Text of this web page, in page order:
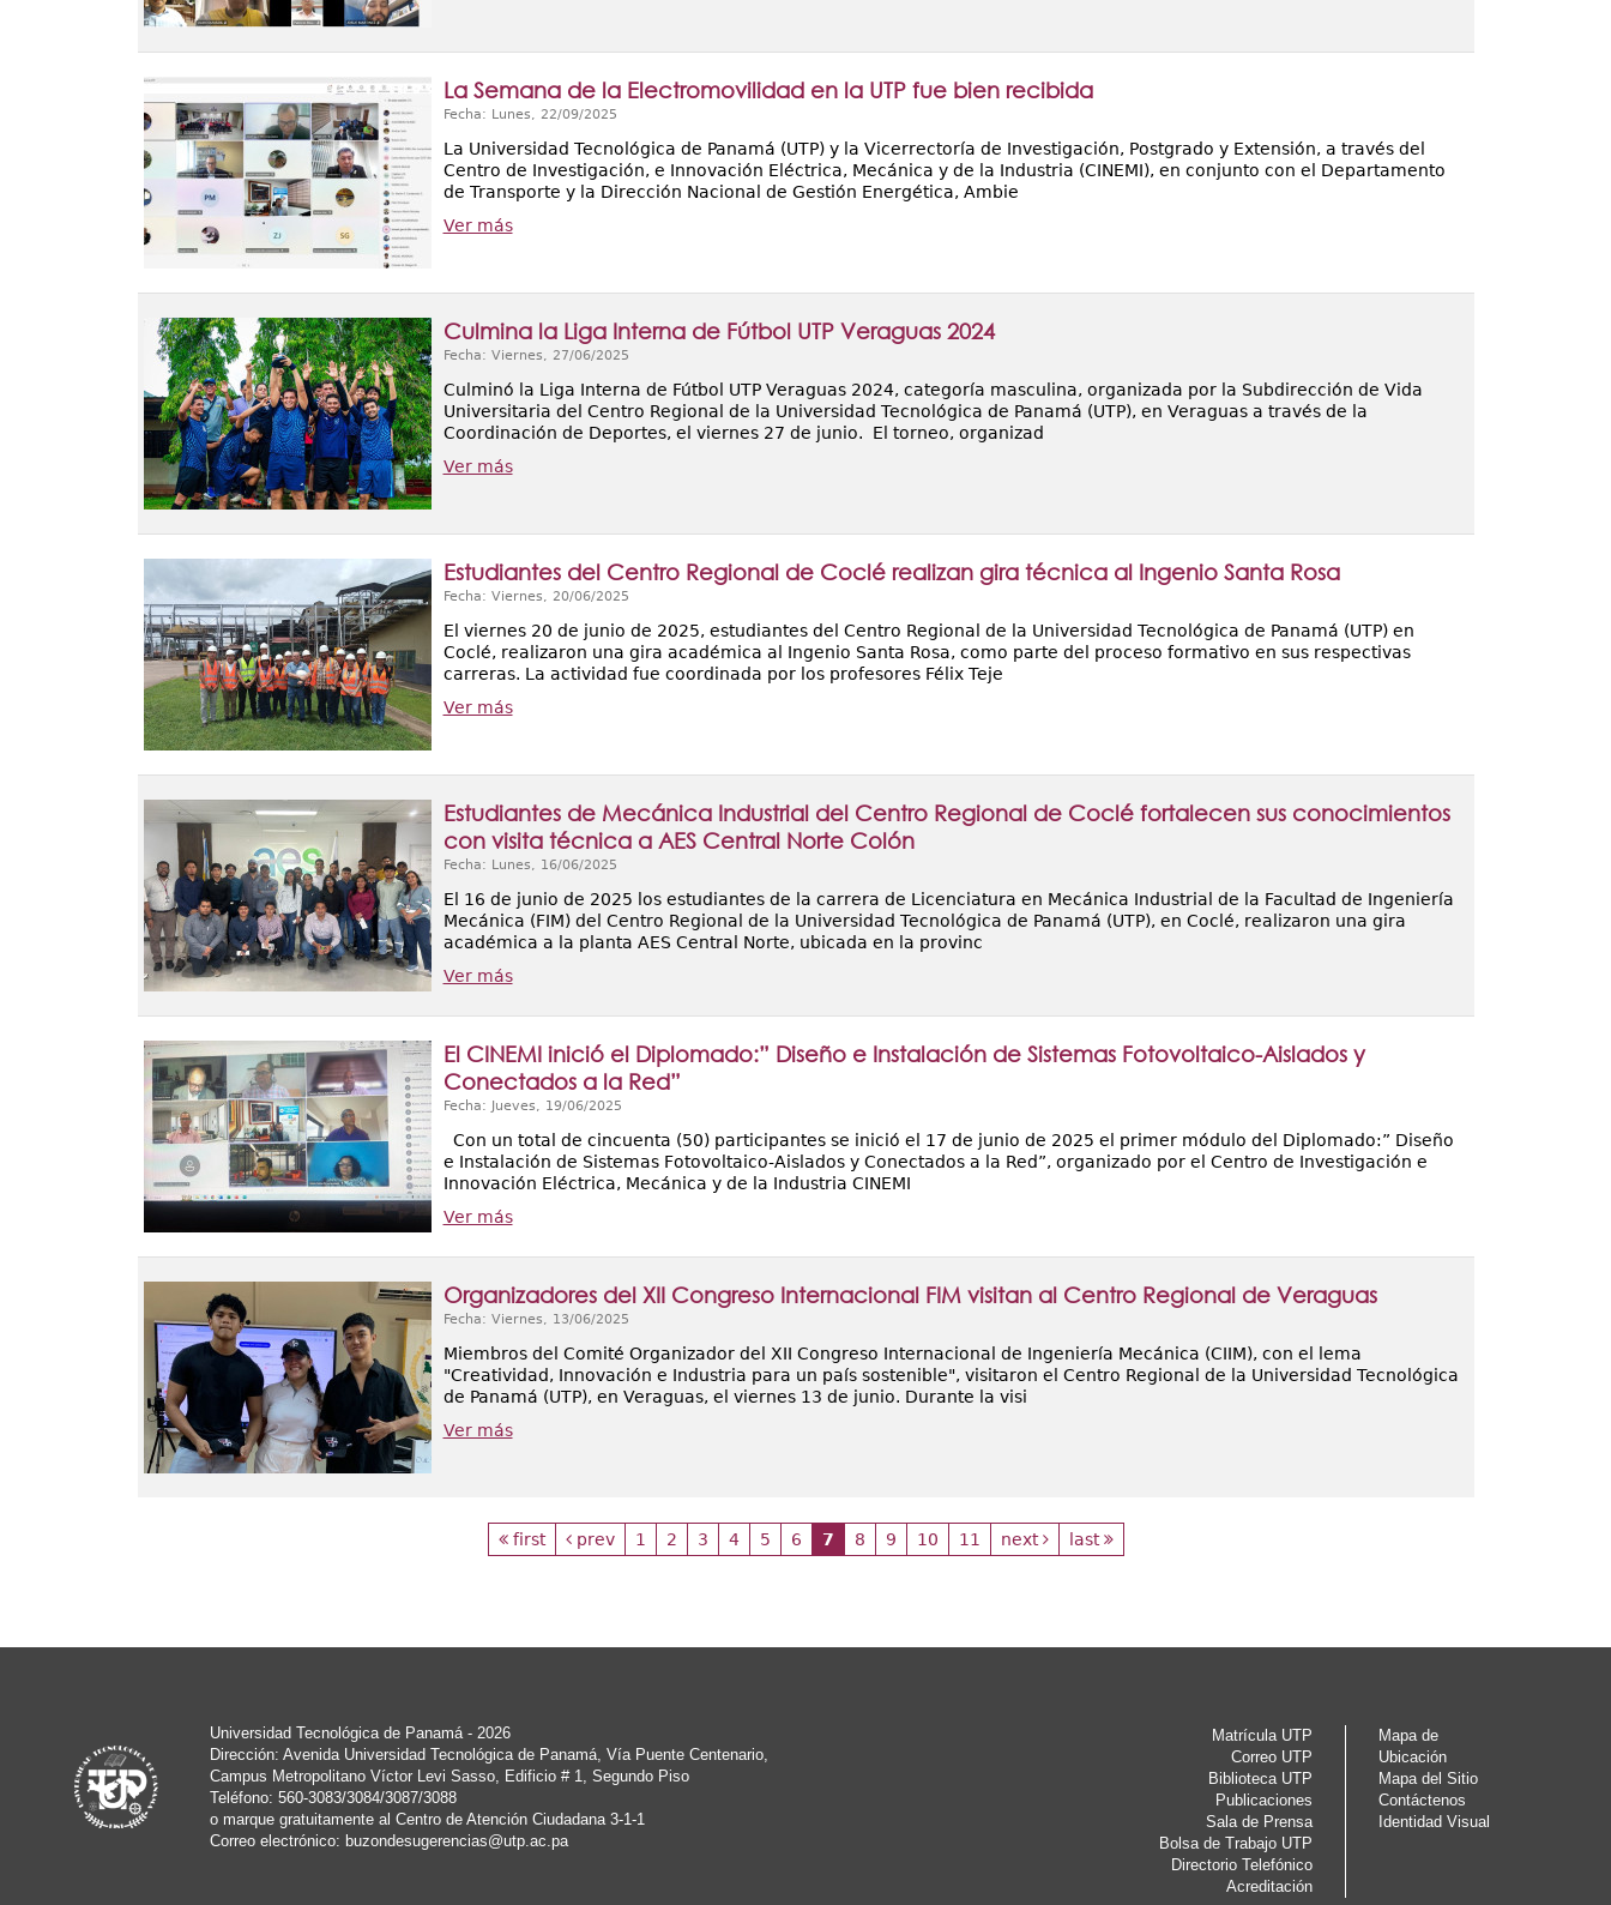
La Semana de la Electromovilidad en la UTP fue bien recibida
Fecha: Lunes, 22/09/2025
La Universidad Tecnológica de Panamá (UTP) y la Vicerrectoría de Investigación, Postgrado y Extensión, a través del
Centro de Investigación, e Innovación Eléctrica, Mecánica y de la Industria (CINEMI), en conjunto con el Departamento
de Transporte y la Dirección Nacional de Gestión Energética, Ambie
Ver más
Culmina la Liga Interna de Fútbol UTP Veraguas 2024
Fecha: Viernes, 27/06/2025
Culminó la Liga Interna de Fútbol UTP Veraguas 2024, categoría masculina, organizada por la Subdirección de Vida
Universitaria del Centro Regional de la Universidad Tecnológica de Panamá (UTP), en Veraguas a través de la
Coordinación de Deportes, el viernes 27 de junio. El torneo, organizad
Ver más
Estudiantes del Centro Regional de Coclé realizan gira técnica al Ingenio Santa Rosa
Fecha: Viernes, 20/06/2025
El viernes 20 de junio de 2025, estudiantes del Centro Regional de la Universidad Tecnológica de Panamá (UTP) en
Coclé, realizaron una gira académica al Ingenio Santa Rosa, como parte del proceso formativo en sus respectivas
carreras. La actividad fue coordinada por los profesores Félix Teje
Ver más
Estudiantes de Mecánica Industrial del Centro Regional de Coclé fortalecen sus conocimientos
con visita técnica a AES Central Norte Colón
Fecha: Lunes, 16/06/2025
El 16 de junio de 2025 los estudiantes de la carrera de Licenciatura en Mecánica Industrial de la Facultad de Ingeniería
Mecánica (FIM) del Centro Regional de la Universidad Tecnológica de Panamá (UTP), en Coclé, realizaron una gira
académica a la planta AES Central Norte, ubicada en la provinc
Ver más
El CINEMI inició el Diplomado:” Diseño e Instalación de Sistemas Fotovoltaico-Aislados y
Conectados a la Red”
Fecha: Jueves, 19/06/2025
Con un total de cincuenta (50) participantes se inició el 17 de junio de 2025 el primer módulo del Diplomado:” Diseño
e Instalación de Sistemas Fotovoltaico-Aislados y Conectados a la Red”, organizado por el Centro de Investigación e
Innovación Eléctrica, Mecánica y de la Industria CINEMI
Ver más
Organizadores del XII Congreso Internacional FIM visitan al Centro Regional de Veraguas
Fecha: Viernes, 13/06/2025
Miembros del Comité Organizador del XII Congreso Internacional de Ingeniería Mecánica (CIIM), con el lema
"Creatividad, Innovación e Industria para un país sostenible", visitaron el Centro Regional de la Universidad Tecnológica
de Panamá (UTP), en Veraguas, el viernes 13 de junio. Durante la visi
Ver más
first prev 1 2 3 4 5 6 7 8 9 10 11 next last
Universidad Tecnológica de Panamá - 2026
Dirección: Avenida Universidad Tecnológica de Panamá, Vía Puente Centenario,
Campus Metropolitano Víctor Levi Sasso, Edificio # 1, Segundo Piso
Teléfono: 560-3083/3084/3087/3088
o marque gratuitamente al Centro de Atención Ciudadana 3-1-1
Correo electrónico: buzondesugerencias@utp.ac.pa
Matrícula UTP
Correo UTP
Biblioteca UTP
Publicaciones
Sala de Prensa
Bolsa de Trabajo UTP
Directorio Telefónico
Acreditación
Mapa de
Ubicación
Mapa del Sitio
Contáctenos
Identidad Visual